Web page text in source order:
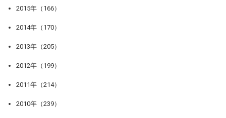
2015年（166）
2014年（170）
2013年（205）
2012年（199）
2011年（214）
2010年（239）